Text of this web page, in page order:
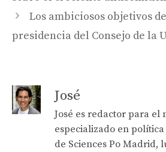
Los ambiciosos objetivos
presidencia del Consejo de la
José
José es redactor para el
especializado en
de Sciences Po Madrid,